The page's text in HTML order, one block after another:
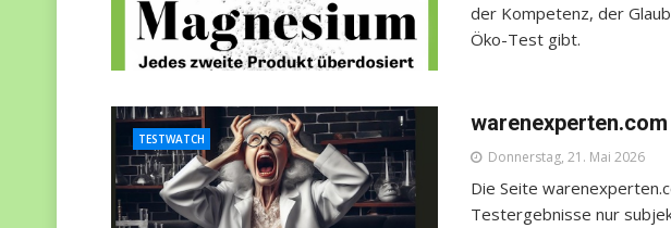
der Kompetenz, der
Öko-Test gibt.
warenexperten.com
TESTWATCH
Donnerstag, 21. Mai 2026
Die Seite
Testergebnisse nur